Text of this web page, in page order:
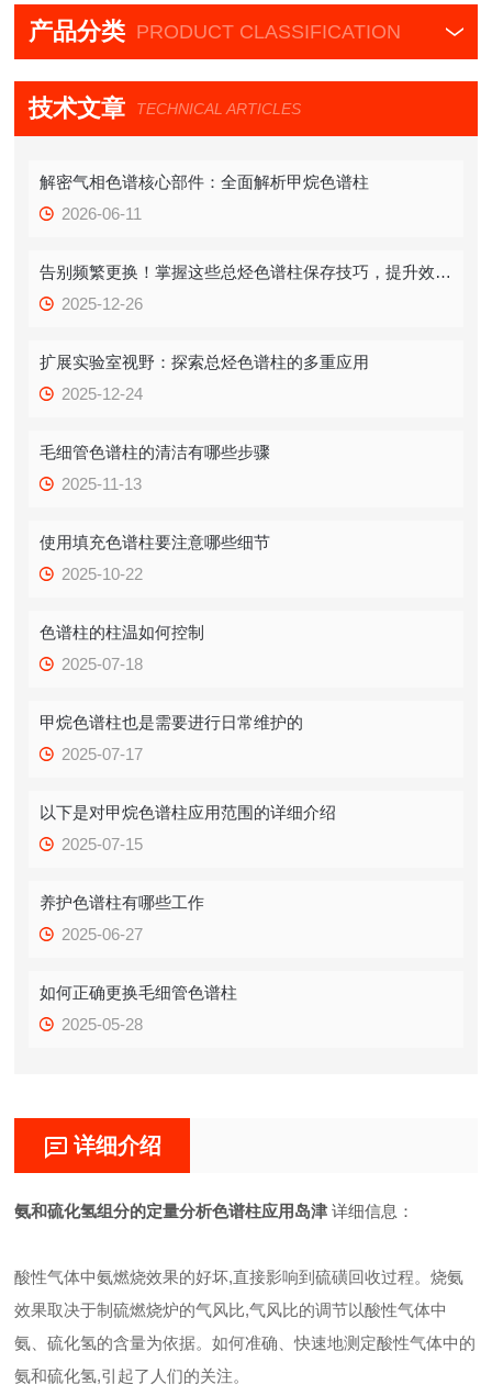
产品分类 PRODUCT CLASSIFICATION
技术文章 TECHNICAL ARTICLES
解密气相色谱核心部件：全面解析甲烷色谱柱
2026-06-11
告别频繁更换！掌握这些总烃色谱柱保存技巧，提升效率！
2025-12-26
扩展实验室视野：探索总烃色谱柱的多重应用
2025-12-24
毛细管色谱柱的清洁有哪些步骤
2025-11-13
使用填充色谱柱要注意哪些细节
2025-10-22
色谱柱的柱温如何控制
2025-07-18
甲烷色谱柱也是需要进行日常维护的
2025-07-17
以下是对甲烷色谱柱应用范围的详细介绍
2025-07-15
养护色谱柱有哪些工作
2025-06-27
如何正确更换毛细管色谱柱
2025-05-28
详细介绍
氨和硫化氢组分的定量分析色谱柱应用岛津 详细信息：
酸性气体中氨燃烧效果的好坏,直接影响到硫磺回收过程。烧氨
效果取决于制硫燃烧炉的气风比,气风比的调节以酸性气体中
氨、硫化氢的含量为依据。如何准确、快速地测定酸性气体中的
氨和硫化氢,引起了人们的关注。